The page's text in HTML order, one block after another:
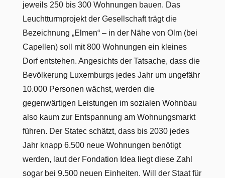
jeweils 250 bis 300 Wohnungen bauen. Das
Leuchtturmprojekt der Gesellschaft trägt die
Bezeichnung „Elmen“ – in der Nähe von Olm (bei
Capellen) soll mit 800 Wohnungen ein kleines
Dorf entstehen. Angesichts der Tatsache, dass die
Bevölkerung Luxemburgs jedes Jahr um ungefähr
10.000 Personen wächst, werden die
gegenwärtigen Leistungen im sozialen Wohnbau
also kaum zur Entspannung am Wohnungsmarkt
führen. Der Statec schätzt, dass bis 2030 jedes
Jahr knapp 6.500 neue Wohnungen benötigt
werden, laut der Fondation Idea liegt diese Zahl
sogar bei 9.500 neuen Einheiten. Will der Staat für